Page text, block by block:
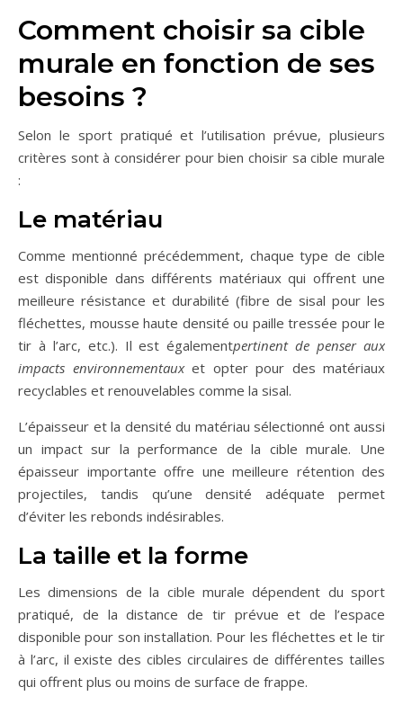
Comment choisir sa cible
murale en fonction de ses
besoins ?
Selon le sport pratiqué et l’utilisation prévue, plusieurs
critères sont à considérer pour bien choisir sa cible murale
:
Le matériau
Comme mentionné précédemment, chaque type de cible
est disponible dans différents matériaux qui offrent une
meilleure résistance et durabilité (fibre de sisal pour les
fléchettes, mousse haute densité ou paille tressée pour le
tir à l’arc, etc.). Il est égalementpertinent de penser aux
impacts environnementauxet opter pour des matériaux
recyclables et renouvelables comme la sisal.
L’épaisseur et la densité du matériau sélectionné ont aussi
un impact sur la performance de la cible murale. Une
épaisseur importante offre une meilleure rétention des
projectiles, tandis qu’une densité adéquate permet
d’éviter les rebonds indésirables.
La taille et la forme
Les dimensions de la cible murale dépendent du sport
pratiqué, de la distance de tir prévue et de l’espace
disponible pour son installation. Pour les fléchettes et le tir
à l’arc, il existe des cibles circulaires de différentes tailles
qui offrent plus ou moins de surface de frappe.